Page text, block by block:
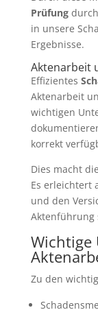
Prüfung
in unsere
Ergebnisse.
Aktenarbeit
Effizientes
Aktenarbeit
wichtigen
korrekt
Dies macht
Es erleichtert
und den
Aktenführung
Wichtige
Zu den